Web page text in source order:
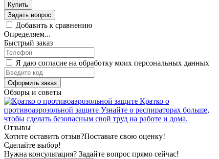
Купить
Задать вопрос
Добавить к сравнению
Определяем...
Быстрый заказ
Я даю согласие на обработку моих персональных данных
Оформить заказ
Обзоры и советы
Кратко о
противоаэрозольной защите Узнайте о респираторах больше,
чтобы сделать безопасным свой труд на работе и дома.
Отзывы
Хотите оставить отзыв?Поставьте свою оценку!
Сделайте выбор!
Нужна консультация? Задайте вопрос прямо сейчас!